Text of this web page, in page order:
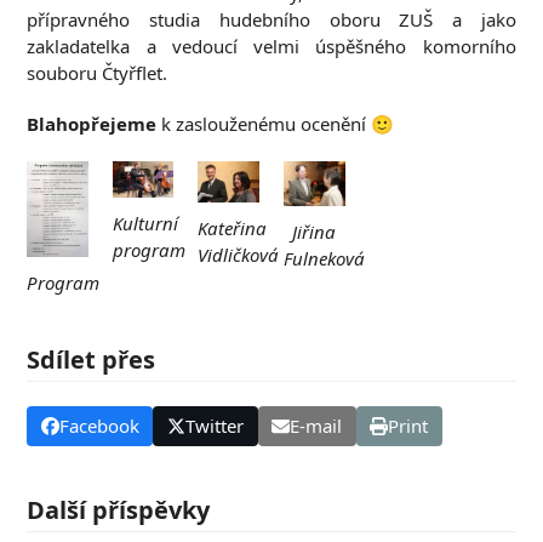
přípravného studia hudebního oboru ZUŠ a jako
zakladatelka a vedoucí velmi úspěšného komorního
souboru Čtyřflet.
Blahopřejeme k zaslouženému ocenění 🙂
Program
Kulturní
program
Kateřina
Vidličková
Jiřina
Fulneková
Sdílet přes
Facebook Twitter E-mail Print
Další příspěvky